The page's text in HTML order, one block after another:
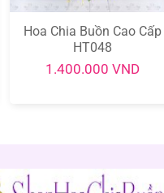
Hoa Chia Buồn Cao Cấp
HT048
1.400.000 VND